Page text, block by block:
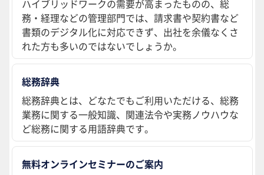
ハイブリッドワークの需要が高まったものの、総
務・経理などの管理部門では、請求書や契約書など
書類のデジタル化に対応できず、出社を余儀なくさ
れた方も多いのではないでしょうか。
総務辞典
総務辞典とは、どなたでもご利用いただける、総務
業務に関する一般知識、関連法令や実務ノウハウな
ど総務に関する用語辞典です。
無料オンラインセミナーのご案内